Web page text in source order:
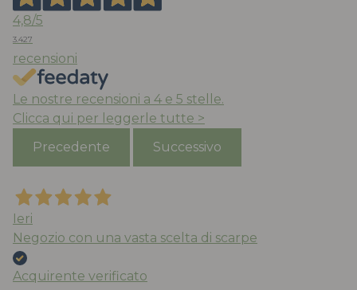
4,8/5
3.427
recensioni
Le nostre recensioni a 4 e 5 stelle.
Clicca qui per leggerle tutte >
Precedente
Successivo
Ieri
Negozio con una vasta scelta di scarpe
Acquirente verificato